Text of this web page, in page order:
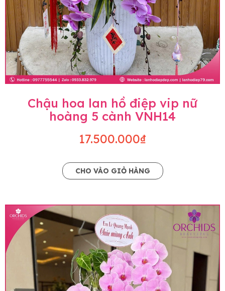
Chậu hoa lan hồ điệp vip nữ
hoàng 5 cành VNH14
17.500.000₫
CHO VÀO GIỎ HÀNG